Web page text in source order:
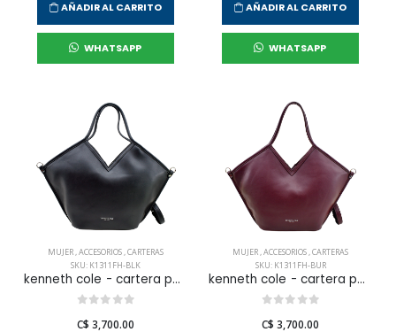
AÑADIR AL CARRITO
WHATSAPP
AÑADIR AL CARRITO
WHATSAPP
MUJER,ACCESORIOS,CARTERAS
SKU: K1311FH-BLK
kenneth cole - cartera para mujer
C$ 3,700.00
MUJER,ACCESORIOS,CARTERAS
SKU: K1311FH-BUR
kenneth cole - cartera para mujer
C$ 3,700.00